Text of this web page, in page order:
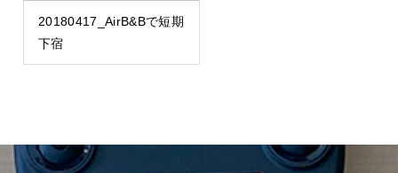
20180417_AirB&Bで短期
下宿